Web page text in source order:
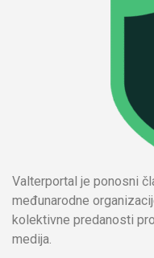
Valterportal je ponosni
međunarodne
kolektivne predanosti
medija.